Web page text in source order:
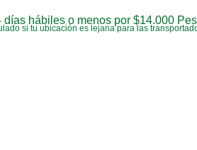
días hábiles o menos por $14.000
si tu ubicación es lejana para las